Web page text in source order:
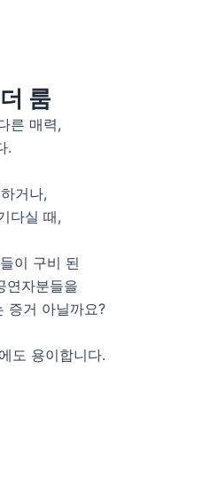
룸
른 매력,
.
거나,
다실 때,
이 구비 된
연자분들을
증거 아닐까요?
도 용이합니다.